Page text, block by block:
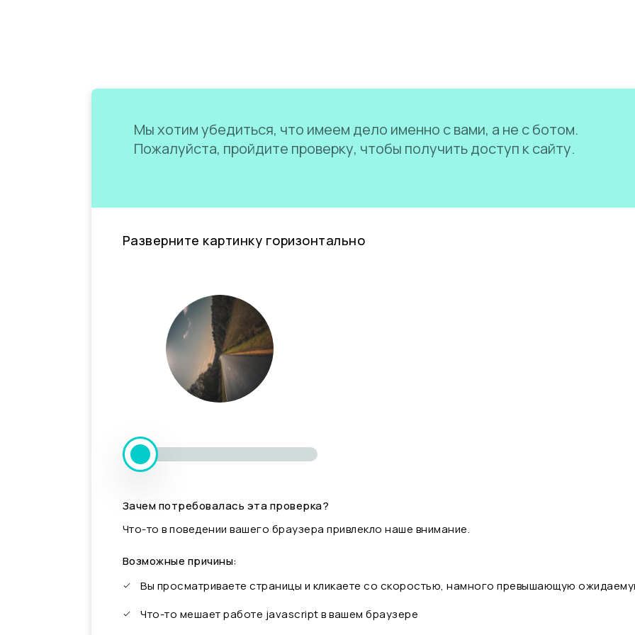
Мы хотим убедиться, что имеем дело именно с вами, а не с ботом.
Пожалуйста, пройдите проверку, чтобы получить доступ к сайту.
Разверните картинку горизонтально
Зачем потребовалась эта проверка?
Что-то в поведении вашего браузера привлекло наше внимание.
Возможные причины:
Вы просматриваете страницы и кликаете со скоростью, намного превышающую
Что-то мешает работе javascript в вашем браузере